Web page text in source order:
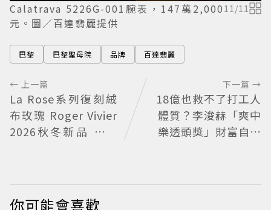
Calatrava 5226G-001腕表，147萬2,000
元。圖／百達翡麗提供
11 /11
巴黎 巴黎聖母院 品牌 百達翡麗
← 上一篇
La Rose系列復刻絨
布玫瑰 Roger Vivier
2026秋冬新品 繁花
下一篇 →
18億也救不了打工人
體質？李浚赫「爽中
樂透頭獎」財富自由
你可能會喜歡